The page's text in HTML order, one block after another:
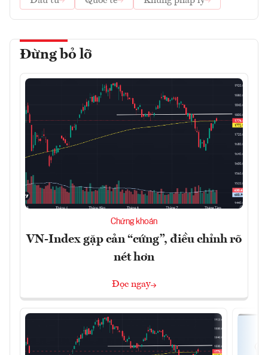
Đừng bỏ lỡ
Chứng khoán
VN-Index gặp cản “cứng”, điều chỉnh rõ
nét hơn
Đọc ngay